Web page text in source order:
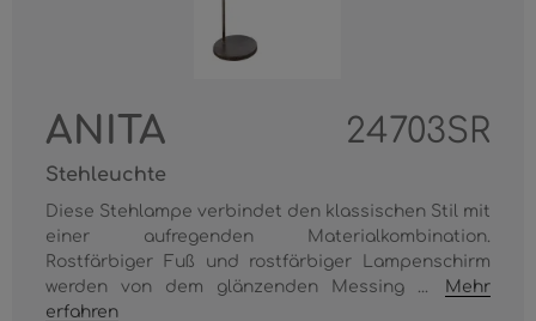
ANITA 24703SR
Stehleuchte
Diese Stehlampe verbindet den klassischen Stil mit
einer aufregenden Materialkombination.
Rostfärbiger Fuß und rostfärbiger Lampenschirm
werden von dem glänzenden Messing ...
Mehr
erfahren